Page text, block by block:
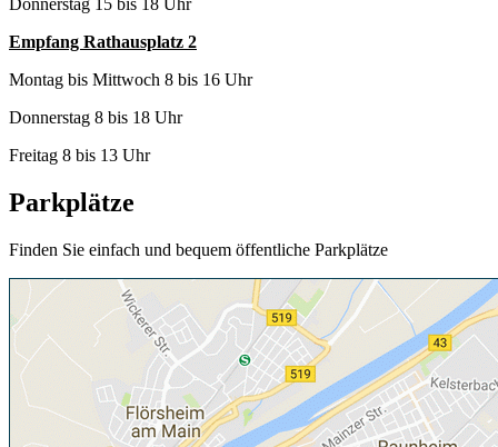
Donnerstag 15 bis 18 Uhr
Empfang Rathausplatz 2
Montag bis Mittwoch 8 bis 16 Uhr
Donnerstag 8 bis 18 Uhr
Freitag 8 bis 13 Uhr
Parkplätze
Finden Sie einfach und bequem öffentliche Parkplätze